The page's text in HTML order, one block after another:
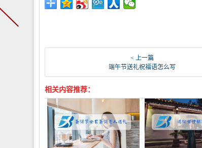
< 上一篇
端午节送礼祝福语怎么写
相关内容推荐：